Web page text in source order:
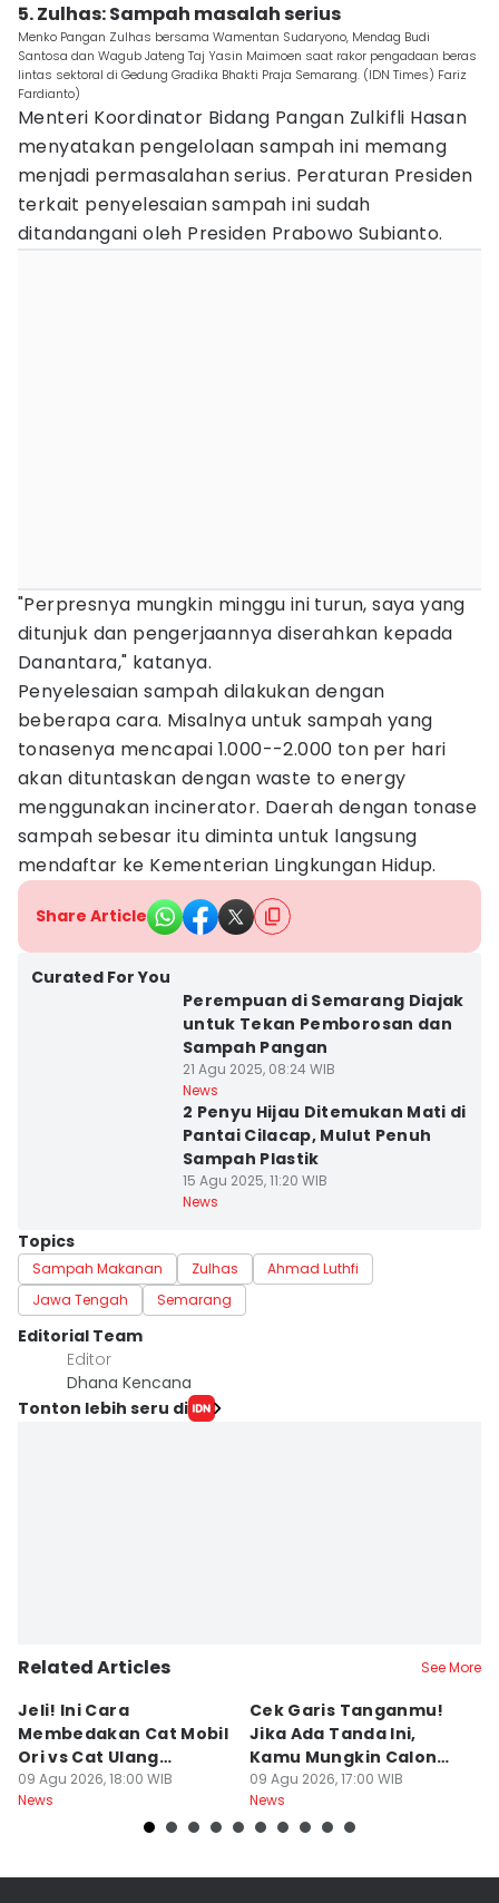
5. Zulhas: Sampah masalah serius
Menko Pangan Zulhas bersama Wamentan Sudaryono, Mendag Budi
Santosa dan Wagub Jateng Taj Yasin Maimoen saat rakor pengadaan beras
lintas sektoral di Gedung Gradika Bhakti Praja Semarang. (IDN Times) Fariz
Fardianto)
Menteri Koordinator Bidang Pangan Zulkifli Hasan
menyatakan pengelolaan sampah ini memang
menjadi permasalahan serius. Peraturan Presiden
terkait penyelesaian sampah ini sudah
ditandangani oleh Presiden Prabowo Subianto.
"Perpresnya mungkin minggu ini turun, saya yang
ditunjuk dan pengerjaannya diserahkan kepada
Danantara," katanya.
Penyelesaian sampah dilakukan dengan
beberapa cara. Misalnya untuk sampah yang
tonasenya mencapai 1.000--2.000 ton per hari
akan dituntaskan dengan waste to energy
menggunakan incinerator. Daerah dengan tonase
sampah sebesar itu diminta untuk langsung
mendaftar ke Kementerian Lingkungan Hidup.
Share Article
Curated For You
Perempuan di Semarang Diajak
untuk Tekan Pemborosan dan
Sampah Pangan
21 Agu 2025, 08:24 WIB
News
2 Penyu Hijau Ditemukan Mati di
Pantai Cilacap, Mulut Penuh
Sampah Plastik
15 Agu 2025, 11:20 WIB
News
Topics
Sampah Makanan Zulhas
Ahmad Luthfi
Jawa Tengah
Semarang
Editorial Team
Editor
Dhana Kencana
Tonton lebih seru di
Related Articles See More
Jeli! Ini Cara
Membedakan Cat Mobil
Ori vs Cat Ulang
Oplosan saat Beli
kendaraan Bekas
09 Agu 2026, 18:00 WIB
News
Cek Garis Tanganmu!
Jika Ada Tanda Ini,
Kamu Mungkin Calon
Orang Sukses
09 Agu 2026, 17:00 WIB
News